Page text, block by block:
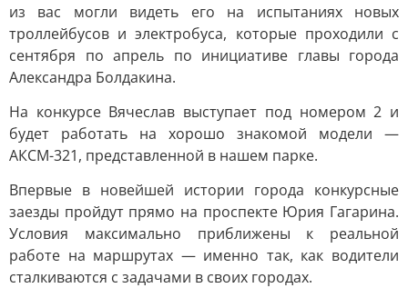
из вас могли видеть его на испытаниях новых
троллейбусов и электробуса, которые проходили с
сентября по апрель по инициативе главы города
Александра Болдакина.
На конкурсе Вячеслав выступает под номером 2 и
будет работать на хорошо знакомой модели —
АКСМ-321, представленной в нашем парке.
Впервые в новейшей истории города конкурсные
заезды пройдут прямо на проспекте Юрия Гагарина.
Условия максимально приближены к реальной
работе на маршрутах — именно так, как водители
сталкиваются с задачами в своих городах.